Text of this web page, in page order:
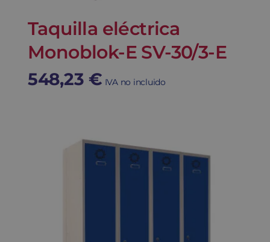
Taquilla eléctrica
Monoblok-E SV-30/3-E
548,23 € IVA no incluido